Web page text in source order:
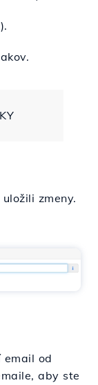
zmeny.
email od
aby ste